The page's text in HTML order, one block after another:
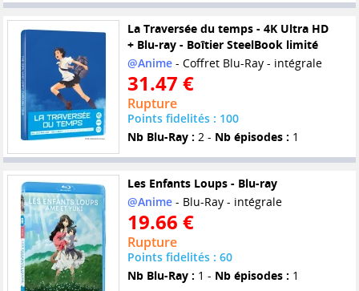
La Traversée du temps - 4K Ultra HD
+ Blu-ray - Boîtier SteelBook limité
@Anime- Coffret Blu-Ray - intégrale
31.47 €
Rupture
Points fidelités : 100
Nb Blu-Ray : 2 - Nb épisodes : 1
Les Enfants Loups - Blu-ray
@Anime- Blu-Ray - intégrale
19.66 €
Rupture
Points fidelités : 60
Nb Blu-Ray : 1 - Nb épisodes : 1